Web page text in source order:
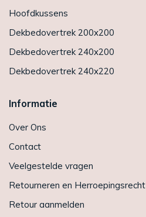
Hoofdkussens
Dekbedovertrek 200x200
Dekbedovertrek 240x200
Dekbedovertrek 240x220
Informatie
Over Ons
Contact
Veelgestelde vragen
Retourneren en Herroepingsrecht
Retour aanmelden